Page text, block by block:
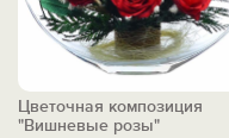
Цветочная композиция
"Вишневые розы"